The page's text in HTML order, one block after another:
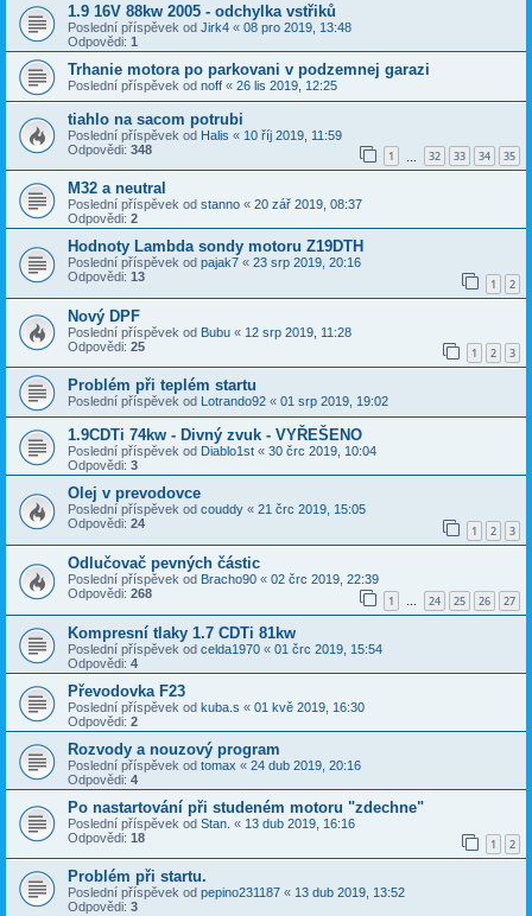
1.9 16V 88kw 2005 - odchylka vstřiků
Poslední příspěvek od Jirk4 « 08 pro 2019, 13:48
Odpovědi: 1
Trhanie motora po parkovani v podzemnej garazi
Poslední příspěvek od noff « 26 lis 2019, 12:25
tiahlo na sacom potrubi
Poslední příspěvek od Halis « 10 říj 2019, 11:59
Odpovědi: 348 1 32 33 34 35
M32 a neutral
Poslední příspěvek od stanno « 20 zář 2019, 08:37
Odpovědi: 2
Hodnoty Lambda sondy motoru Z19DTH
Poslední příspěvek od pajak7 « 23 srp 2019, 20:16
Odpovědi: 13 1 2
Nový DPF
Poslední příspěvek od Bubu « 12 srp 2019, 11:28
Odpovědi: 25 1 2 3
Problém při teplém startu
Poslední příspěvek od Lotrando92 « 01 srp 2019, 19:02
1.9CDTi 74kw - Divný zvuk - VYŘEŠENO
Poslední příspěvek od Diablo1st « 30 črc 2019, 10:04
Odpovědi: 3
Olej v prevodovce
Poslední příspěvek od couddy « 21 črc 2019, 15:05
Odpovědi: 24 1 2 3
Odlučovač pevných částic
Poslední příspěvek od Bracho90 « 02 črc 2019, 22:39
Odpovědi: 268 1 … 24 25 26 27
Kompresní tlaky 1.7 CDTi 81kw
Poslední příspěvek od celda1970 « 01 črc 2019, 15:54
Odpovědi: 4
Převodovka F23
Poslední příspěvek od kuba.s « 01 kvě 2019, 16:30
Odpovědi: 2
Rozvody a nouzový program
Poslední příspěvek od tomax « 24 dub 2019, 20:16
Odpovědi: 4
Po nastartování při studeném motoru "zdechne"
Poslední příspěvek od Stan. « 13 dub 2019, 16:16
Odpovědi: 18 1 2
Problém při startu.
Poslední příspěvek od pepino231187 « 13 dub 2019, 13:52
Odpovědi: 3